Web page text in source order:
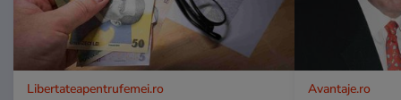
Libertateapentrufemei.ro Avantaje.ro